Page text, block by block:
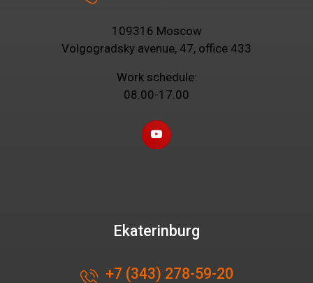
109316 Moscow
Volgogradsky avenue, 47, office 433
Work schedule:
08.00-17.00
Ekaterinburg
+7 (343) 278-59-20